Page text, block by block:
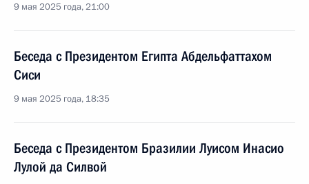
9 мая 2025 года, 21:00
Беседа с Президентом Египта Абдельфаттахом
Сиси
9 мая 2025 года, 18:35
Беседа с Президентом Бразилии Луисом Инасио
Лулой да Силвой